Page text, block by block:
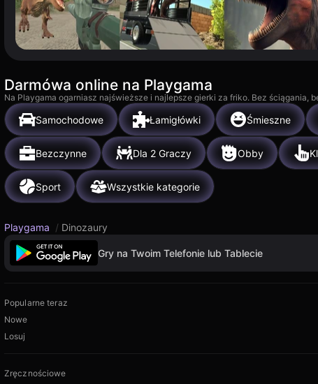
Darmówa online na Playgama
Na Playgama ogarniasz najświeższe i najlepsze gierki za friko. Bez
Samochodowe Łamigłówki Śmieszne
Bezczynne Dla 2 Graczy Obby
Sport Wszystkie kategorie
Playgama / Dinozaury
Gry na Twoim Telefonie lub Tablecie
Popularne teraz
Nowe
Losuj
Zręcznościowe